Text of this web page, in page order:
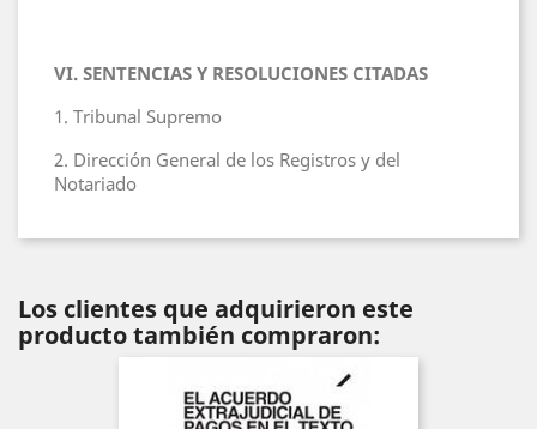
VI. SENTENCIAS Y RESOLUCIONES CITADAS
1. Tribunal Supremo
2. Dirección General de los Registros y del
Notariado
Los clientes que adquirieron este
producto también compraron: